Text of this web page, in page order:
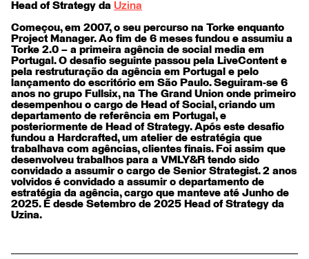
Head of Strategy da Uzina
Começou, em 2007, o seu percurso na Torke enquanto
Project Manager. Ao fim de 6 meses fundou e assumiu a
Torke 2.0 – a primeira agência de social media em
Portugal. O desafio seguinte passou pela LiveContent e
pela restruturação da agência em Portugal e pelo
lançamento do escritório em São Paulo. Seguiram-se 6
anos no grupo Fullsix, na The Grand Union onde primeiro
desempenhou o cargo de Head of Social, criando um
departamento de referência em Portugal, e
posteriormente de Head of Strategy. Após este desafio
fundou a Hardcrafted, um atelier de estratégia que
trabalhava com agências, clientes finais. Foi assim que
desenvolveu trabalhos para a VMLY&R tendo sido
convidado a assumir o cargo de Senior Strategist. 2 anos
volvidos é convidado a assumir o departamento de
estratégia da agência, cargo que manteve até Junho de
2025. É desde Setembro de 2025 Head of Strategy da
Uzina.